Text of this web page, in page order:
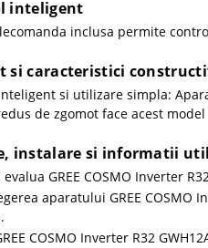
inteligent
inclusa permite
si caracteristici
si utilizare simpla:
de zgomot face acest
instalare si informatii
GREE COSMO Inverter
aparatului GREE COSMO
COSMO Inverter R32